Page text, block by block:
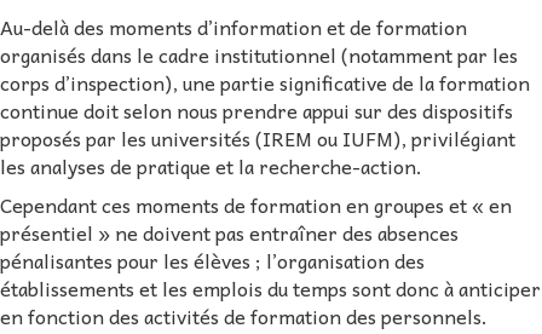
Au-delà des moments d’information et de formation
organisés dans le cadre institutionnel (notamment par les
corps d’inspection), une partie significative de la formation
continue doit selon nous prendre appui sur des dispositifs
proposés par les universités (IREM ou IUFM), privilégiant
les analyses de pratique et la recherche-action.
Cependant ces moments de formation en groupes et « en
présentiel » ne doivent pas entraîner des absences
pénalisantes pour les élèves ; l’organisation des
établissements et les emplois du temps sont donc à anticiper
en fonction des activités de formation des personnels.